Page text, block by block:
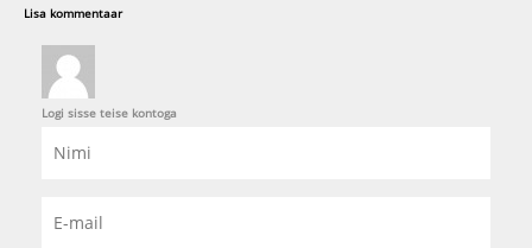
Lisa kommentaar
Logi sisse teise kontoga